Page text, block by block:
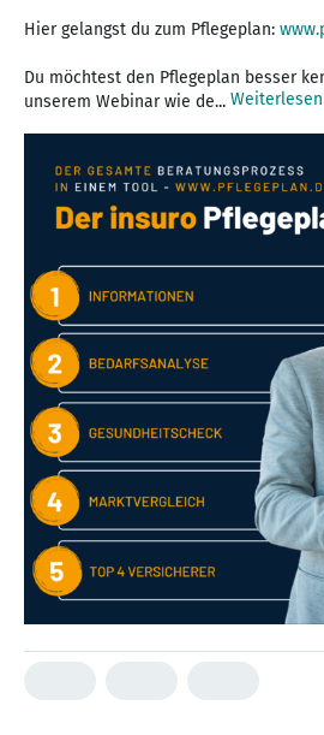
Hier gelangst du zum Pflegeplan:
Du möchtest den Pflegeplan besser
unserem Webinar wie de... Weiterlesen